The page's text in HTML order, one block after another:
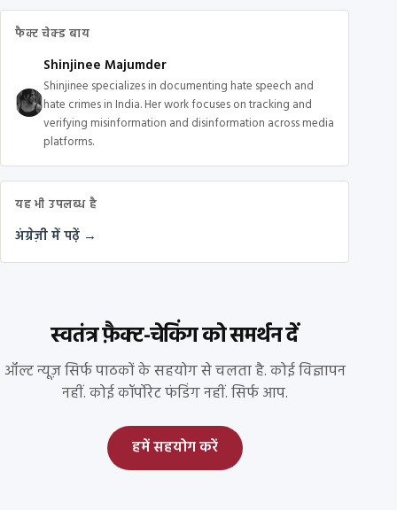
फैक्ट चेक्ड बाय
Shinjinee Majumder
Shinjinee specializes in documenting hate speech and
hate crimes in India. Her work focuses on tracking and
verifying misinformation and disinformation across media
platforms.
यह भी उपलब्ध है
अंग्रेज़ी में पढ़ें →
स्वतंत्र फ़ैक्ट-चेकिंग को समर्थन दें
ऑल्ट न्यूज़ सिर्फ पाठकों के सहयोग से चलता है. कोई विज्ञापन
नहीं. कोई कॉर्पोरेट फंडिंग नहीं. सिर्फ आप.
हमें सहयोग करें